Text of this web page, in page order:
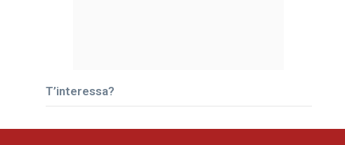
T’interessa?